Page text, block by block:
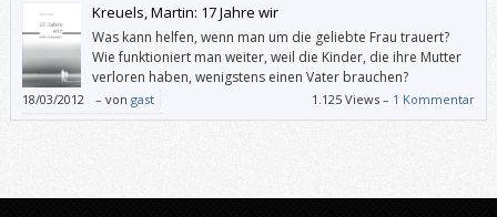
Kreuels, Martin: 17 Jahre wir
Was kann helfen, wenn man um die geliebte Frau trauert?
Wie funktioniert man weiter, weil die Kinder, die ihre Mutter
verloren haben, wenigstens einen Vater brauchen?
18/03/2012 – von gast 1.125 Views – 1 Kommentar